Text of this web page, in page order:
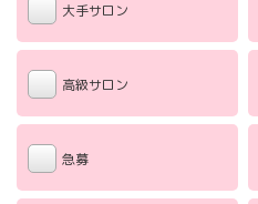
大手サロン
高級サロン
急募